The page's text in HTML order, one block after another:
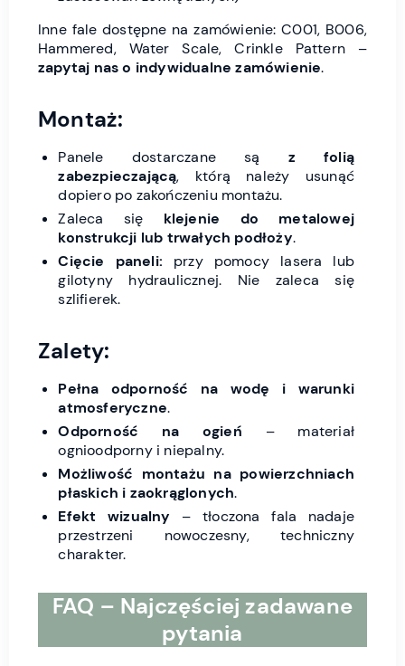
Inne fale dostępne na zamówienie: C001, B006,
Hammered, Water Scale, Crinkle Pattern –
zapytaj nas o indywidualne zamówienie.
Montaż:
Panele dostarczane są z folią
zabezpieczającą, którą należy usunąć
dopiero po zakończeniu montażu.
Zaleca się klejenie do metalowej
konstrukcji lub trwałych podłoży.
Cięcie paneli: przy pomocy lasera lub
gilotyny hydraulicznej. Nie zaleca się
szlifierek.
Zalety:
Pełna odporność na wodę i warunki
atmosferyczne.
Odporność na ogień – materiał
ognioodporny i niepalny.
Możliwość montażu na powierzchniach
płaskich i zaokrąglonych.
Efekt wizualny – tłoczona fala nadaje
przestrzeni nowoczesny, techniczny
charakter.
FAQ – Najczęściej zadawane
pytania